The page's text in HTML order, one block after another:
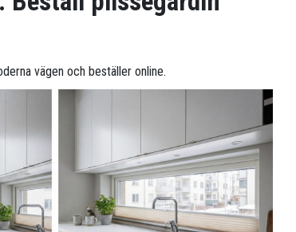
vägen och beställer online.